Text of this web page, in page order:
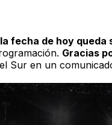
fecha de hoy queda
Gracias
Sur en un